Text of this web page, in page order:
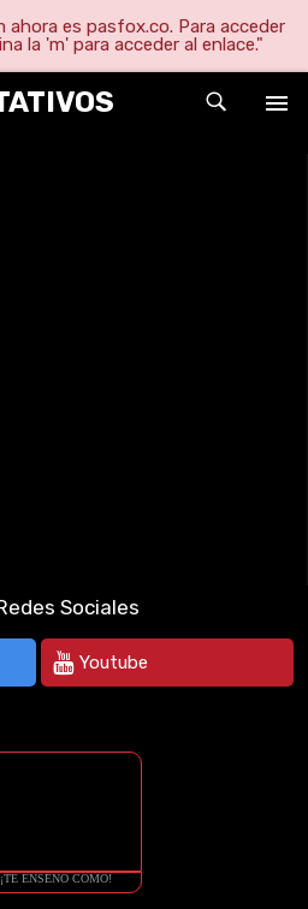
ahora es pasfox.co. Para acceder
la 'm' para acceder al enlace."
Sociales
Youtube
ENSEÑO COMO!